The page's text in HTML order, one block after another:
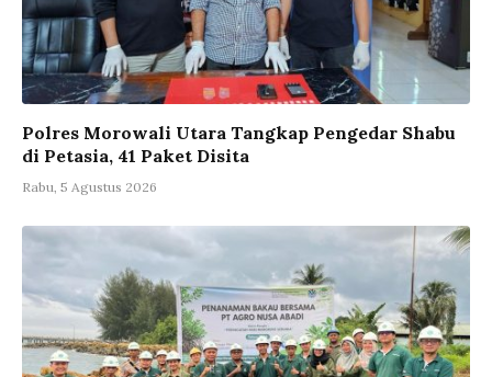
Polres Morowali Utara Tangkap Pengedar Shabu
di Petasia, 41 Paket Disita
Rabu, 5 Agustus 2026